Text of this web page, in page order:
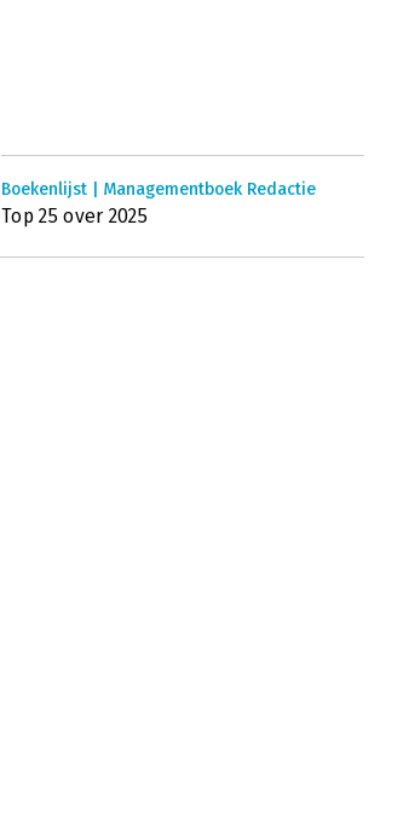
Boekenlijst | Managementboek Redactie
Top 25 over 2025